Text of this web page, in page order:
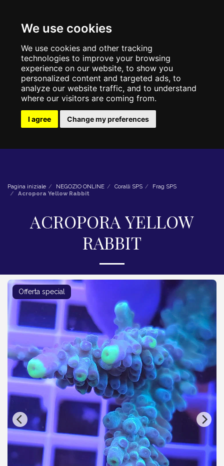
We use cookies
We use cookies and other tracking
technologies to improve your browsing
experience on our website, to show you
personalized content and targeted ads, to
analyze our website traffic, and to understand
where our visitors are coming from.
I agree Change my preferences
Pagina iniziale NEGOZIO ONLINE Coralli SPS
Frag SPS
Acropora Yellow Rabbit
ACROPORA YELLOW
RABBIT
Offerta special